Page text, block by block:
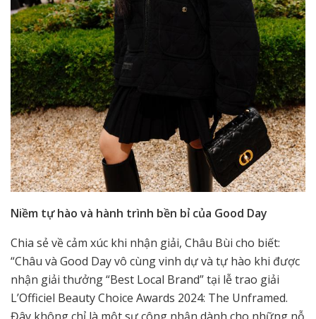
Niềm tự hào và hành trình bền bỉ của Good Day
Chia sẻ về cảm xúc khi nhận giải, Châu Bùi cho biết:
“Châu và Good Day vô cùng vinh dự và tự hào khi được
nhận giải thưởng “Best Local Brand” tại lễ trao giải
L’Officiel Beauty Choice Awards 2024: The Unframed.